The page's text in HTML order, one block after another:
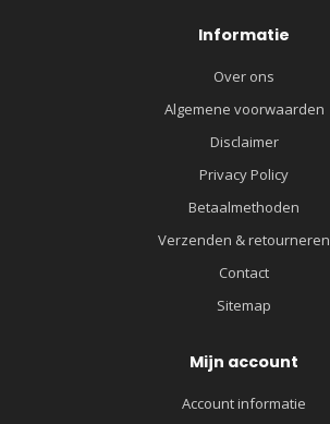
Informatie
Over ons
Algemene voorwaarden
Disclaimer
Privacy Policy
Betaalmethoden
Verzenden & retourneren
Contact
Sitemap
Mijn account
Account informatie